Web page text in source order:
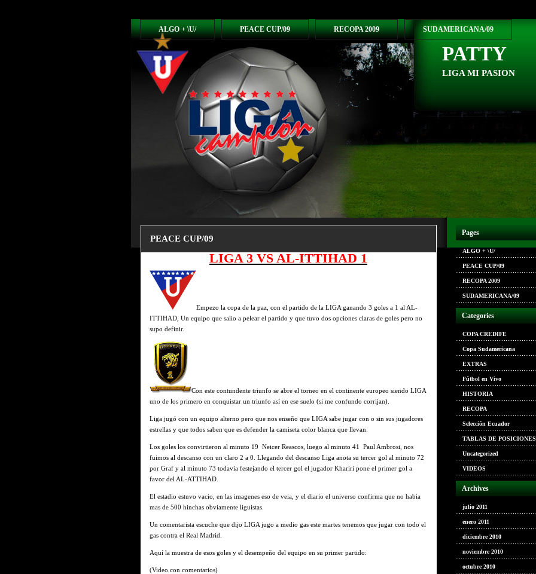
PATTY
LIGA MI PASION
ALGO + \U/ PEACE CUP/09 RECOPA 2009 SUDAMERICANA/09
PEACE CUP/09
LIGA 3 VS AL-ITTIHAD 1
Empezo la copa de la paz, con el partido de la LIGA ganando 3 goles a 1 al AL-
ITTIHAD, Un equipo que salio a pelear el partido y que tuvo dos opciones claras de goles pero no
supo definir.
Con este contundente triunfo se abre el torneo en el continente europeo siendo LIGA
uno de los primero en conquistar un triunfo así en ese suelo (si me confundo corrijan).
Liga jugó con un equipo alterno pero que nos enseño que LIGA sabe jugar con o sin sus jugadores
estrellas y que todos saben que es defender la camiseta color blanca que llevan.
Los goles los convirtieron al minuto 19 Neicer Reascos, luego al minuto 41 Paul Ambrosi, nos
fuimos al descanso con un claro 2 a 0. Llegando del descanso Liga anota su tercer gol al minuto 72
por Graf y al minuto 73 todavía festejando el tercer gol el jugador Khariri pone el primer gol a
favor del AL-ATTIHAD.
El estadio estuvo vacio, en las imagenes eso de veia, y el diario el universo confirma que no habia
mas de 500 hinchas obviamente liguistas.
Un comentarista escuche que dijo LIGA jugo a medio gas este martes tenemos que jugar con todo el
gas contra el Real Madrid.
Aquí la muestra de esos goles y el desempeño del equipo en su primer partido:
(Video con comentarios)
Pages
ALGO + \U/
PEACE CUP/09
RECOPA 2009
SUDAMERICANA/09
Categories
COPA CREDIFE
Copa Sudamericana
EXTRAS
Fútbol en Vivo
HISTORIA
RECOPA
Selección Ecuador
TABLAS DE POSICIONES
Uncategorized
VIDEOS
Archives
julio 2011
enero 2011
diciembre 2010
noviembre 2010
octubre 2010